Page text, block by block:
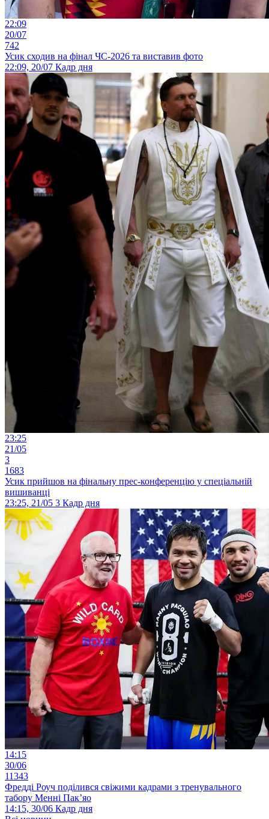
22:09
20/07
742
Усик сходив на фінал ЧС-2026 та виставив фото
22:09, 20/07 Кадр дня
23:25
21/05
3
1683
Усик прийшов на фінальну прес-конференцію у спеціальній
вишиванці
23:25, 21/05 3 Кадр дня
14:15
30/06
11343
Фредді Роуч поділився свіжими кадрами з тренувального
табору Менні Пак’яо
14:15, 30/06 Кадр дня